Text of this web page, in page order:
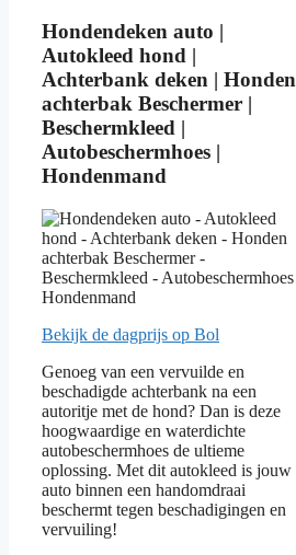
Hondendeken auto |
Autokleed hond |
Achterbank deken | Honden
achterbak Beschermer |
Beschermkleed |
Autobeschermhoes |
Hondenmand
Bekijk de dagprijs op Bol
Genoeg van een vervuilde en
beschadigde achterbank na een
autoritje met de hond? Dan is deze
hoogwaardige en waterdichte
autobeschermhoes de ultieme
oplossing. Met dit autokleed is jouw
auto binnen een handomdraai
beschermt tegen beschadigingen en
vervuiling!